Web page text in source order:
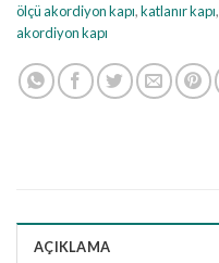
ölçü akordiyon kapı,katlanır kapı,
akordiyon kapı
AÇIKLAMA